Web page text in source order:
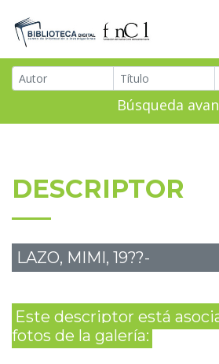
Búsqueda
DESCRIPTOR
LAZO, MIMI, 19??-
Este descriptor está
fotos de la galería: